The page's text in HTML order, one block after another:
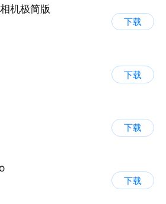
机极简版
下载
下载
下载
下载